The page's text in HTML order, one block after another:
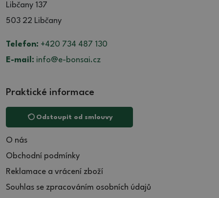
Libčany 137
503 22 Libčany
Telefon: +420 734 487 130
E-mail: info@e-bonsai.cz
Praktické informace
Odstoupit od smlouvy
O nás
Obchodní podmínky
Reklamace a vrácení zboží
Souhlas se zpracováním osobních údajů